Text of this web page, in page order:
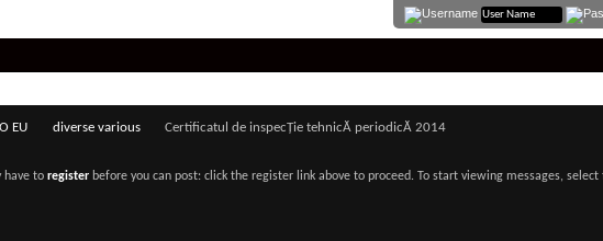
EU diverse various Certificatul de inspecŢie tehnicĂ periodicĂ 2014
have to register before you can post: click the register link above to proceed. To start viewing messages,